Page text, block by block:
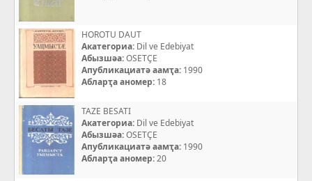
HOROTU DAUT
Акатегориа: Dil ve Edebiyat
Абызшәа:OSETÇE
Апубликациатә аамҭа: 1990
Абларҭа аномер: 18
TAZE BESATI
Акатегориа: Dil ve Edebiyat
Абызшәа:OSETÇE
Апубликациатә аамҭа: 1990
Абларҭа аномер:20